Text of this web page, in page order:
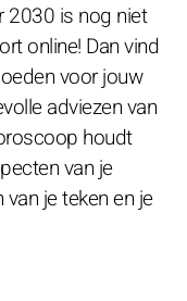
2030 is nog niet
online! Dan vind
voor jouw
adviezen van
houdt
van je
je teken en je